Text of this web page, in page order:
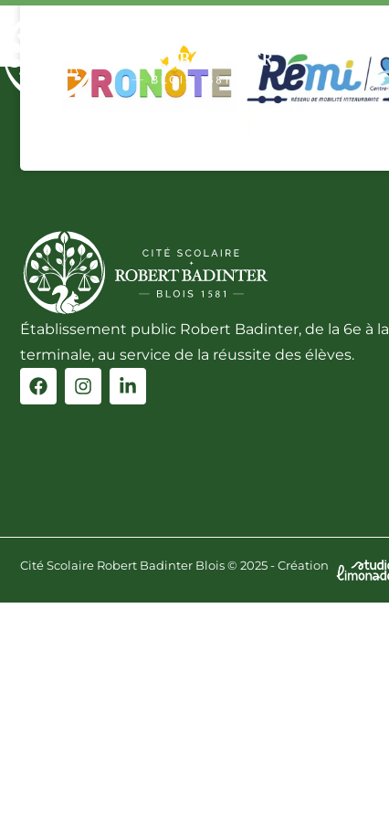
Établissement public Robert Badinter, de la 6e à la
terminale, au service de la réussite des élèves.
Cité Scolaire Robert Badinter Blois © 2025 - Création